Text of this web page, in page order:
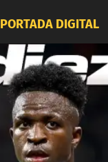
PORTADA DIGITAL